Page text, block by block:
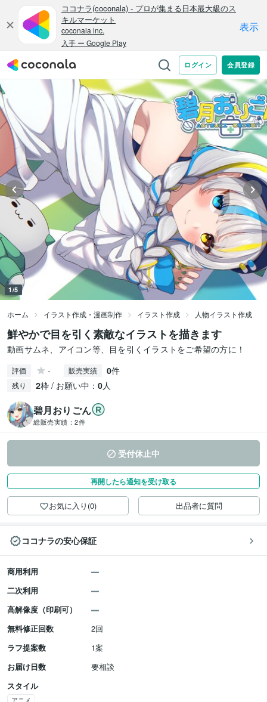
1/5
ホーム イラスト作成・漫画制作 イラスト作成 人物イラスト作成
鮮やかで目を引く素敵なイラストを描きます
動画サムネ、アイコン等、目を引くイラストをご希望の方に！
評価 - 販売実績 0件
残り 2枠 / お願い中： 0人
碧月おりごん
総販売実績： 2件
受付休止中
再開したら通知を受け取る
お気に入り(0) 出品者に質問
ココナラの安心保証
商用利用
二次利用
高解像度（印刷可）
無料修正回数
2回
ラフ提案数
1案
お届け日数
要相談
スタイル
アニメ